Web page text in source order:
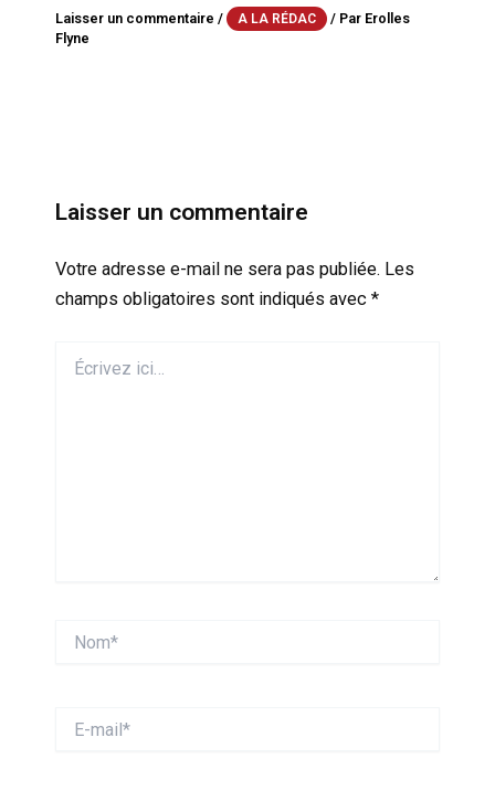
Laisser un commentaire / A LA RÉDAC / Par Erolles
Flyne
Laisser un commentaire
Votre adresse e-mail ne sera pas publiée. Les
champs obligatoires sont indiqués avec *
ici…
mail*